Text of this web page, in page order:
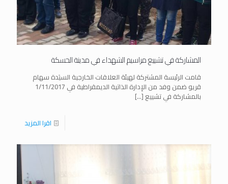
المشاركة في تشييع مراسيم الشهداء في مدينة الحسكة
قامت الرئيسة المشتركة لهيئة العلاقات الخارجية السيَدة سهام
قريو ضمن وفد من الإدارة الذاتية الديمقراطية في 1/11/2017
بالمشاركة في تشييع […]
اقرا المزيد